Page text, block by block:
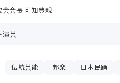
会会長 可知豊親
演芸
伝統芸能 邦楽 日本民踊